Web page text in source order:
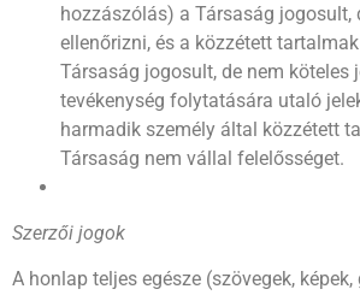
hozzászólás) a Társaság jogosult,
ellenőrizni, és a közzétett
Társaság jogosult, de nem köteles
tevékenység folytatására utaló
harmadik személy által közzétett
Társaság nem vállal felelősséget.
Szerzői jogok
A honlap teljes egésze (szövegek,